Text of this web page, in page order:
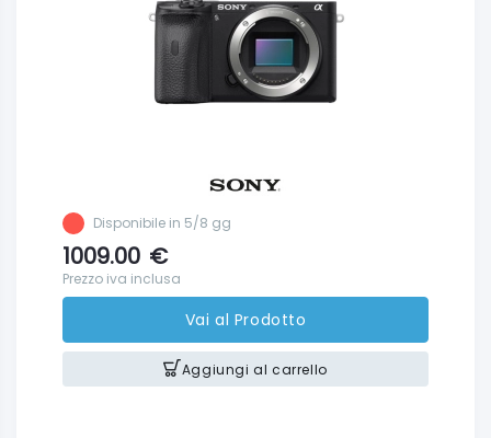
Disponibile in 5/8 gg
1009.00 €
Prezzo iva inclusa
Vai al Prodotto
Aggiungi al carrello